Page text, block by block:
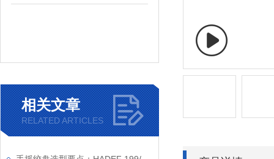
相关文章
RELATED ARTICLES